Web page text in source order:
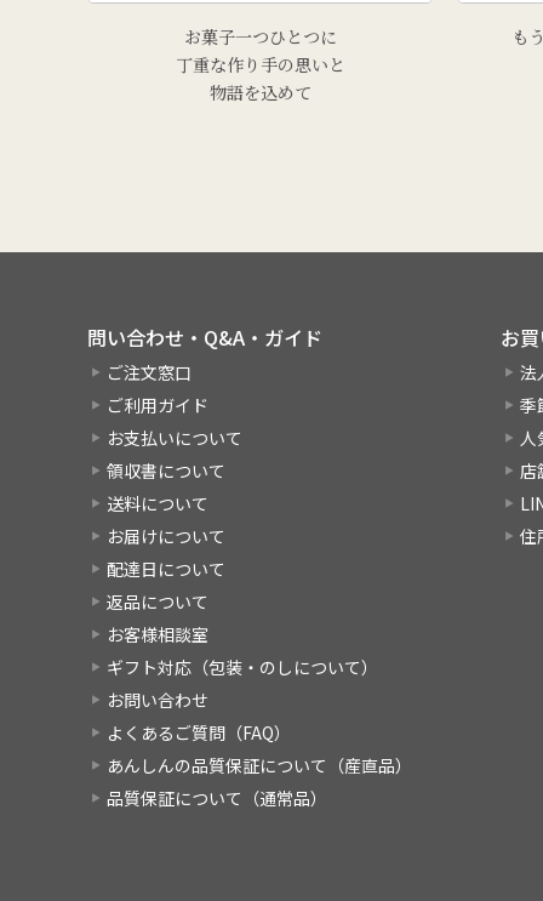
お菓子一つひとつに
丁重な作り手の思いと
物語を込めて
も
問い合わせ・Q&A・ガイド
ご注文窓口
ご利用ガイド
お支払いについて
領収書について
送料について
お届けについて
配達日について
返品について
お客様相談室
ギフト対応（包装・のしについて）
お問い合わせ
よくあるご質問（FAQ）
あんしんの品質保証について（産直品）
品質保証について（通常品）
お
法
季
店
住